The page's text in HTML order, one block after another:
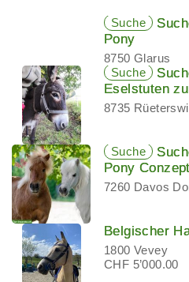
Suche
Pony
8750 Glarus
Suche
Eselstuten
8735
Suche
Pony Conzept
7260 Davos
Belgischer
1800 Vevey
CHF 5’000.00